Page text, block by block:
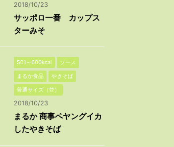
2018/10/23
サッポロ一番 カップス
ターみそ
501～600kcal
ソース
まるか食品
やきそば
普通サイズ（並）
2018/10/23
まるか 商事ペヤングイカ
したやきそば